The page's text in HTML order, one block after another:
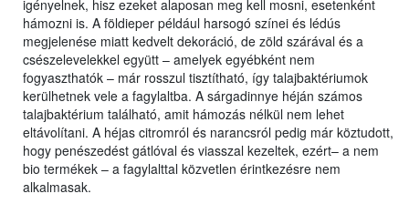
igényelnek, hisz ezeket alaposan meg kell mosni, esetenként
hámozni is. A földieper például harsogó színei és lédús
megjelenése miatt kedvelt dekoráció, de zöld szárával és a
csészelevelekkel együtt – amelyek egyébként nem
fogyaszthatók – már rosszul tisztítható, így talajbaktériumok
kerülhetnek vele a fagylaltba. A sárgadinnye héján számos
talajbaktérium található, amit hámozás nélkül nem lehet
eltávolítani. A héjas citromról és narancsról pedig már köztudott,
hogy penészedést gátlóval és viasszal kezeltek, ezért– a nem
bio termékek – a fagylalttal közvetlen érintkezésre nem
alkalmasak.